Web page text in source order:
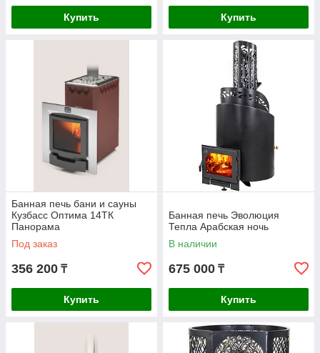
Купить Купить
Банная печь бани и сауны
Кузбасс Оптима 14ТК
Панорама
Под заказ
356 200 ₸
Купить
Банная печь Эволюция
Тепла Арабская ночь
В наличии
675 000 ₸
Купить